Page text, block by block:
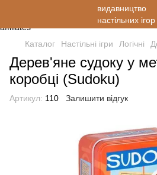
Каталог Настільні ігри Логічні
Дерев'яне судоку у
коробці (Sudoku)
Артикул: 110 Залишити відгук